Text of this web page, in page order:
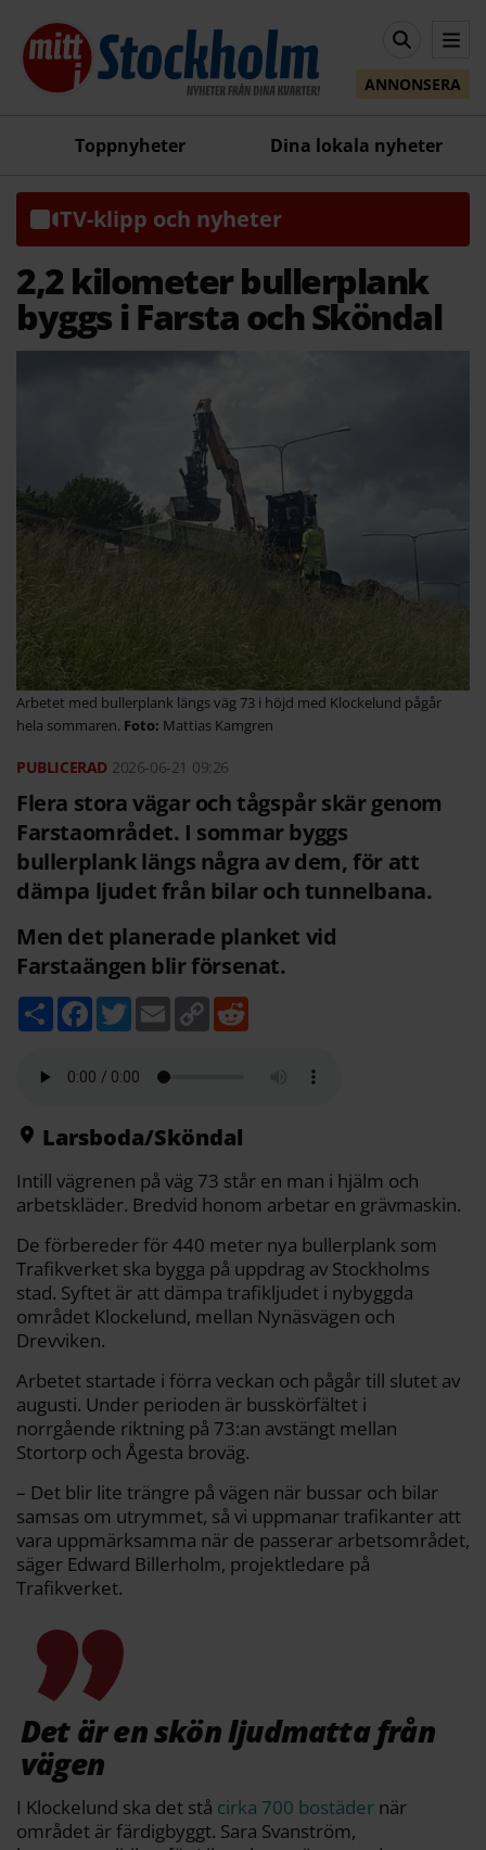
ANNONSERA
Toppnyheter Dina lokala nyheter
TV-klipp och nyheter
2,2 kilometer bullerplank
byggs i Farsta och Sköndal
Arbetet med bullerplank längs väg 73 i höjd med Klockelund pågår
hela sommaren.
Mattias Kamgren
2026-06-21 09:26
Flera stora vägar och tågspår skär genom
Farstaområdet. I sommar byggs
bullerplank längs några av dem, för att
dämpa ljudet från bilar och tunnelbana.
Men det planerade planket vid
Farstaängen blir försenat.
D
e
F
b
k
T
w
t
E
m
C
o
Larsboda/Sköndal
Intill vägrenen på väg 73 står en man i hjälm och
arbetskläder. Bredvid honom arbetar en grävmaskin.
De förbereder för 440 meter nya bullerplank som
Trafikverket ska bygga på uppdrag av Stockholms
stad. Syftet är att dämpa trafikljudet i nybyggda
området Klockelund, mellan Nynäsvägen och
Drevviken.
Arbetet startade i förra veckan och pågår till slutet av
augusti. Under perioden är busskörfältet i
norrgående riktning på 73:an avstängt mellan
Stortorp och Ågesta broväg.
– Det blir lite trängre på vägen när bussar och bilar
samsas om utrymmet, så vi uppmanar trafikanter att
vara uppmärksamma när de passerar arbetsområdet,
säger Edward Billerholm, projektledare på
Trafikverket.
Det är en skön ljudmatta från
vägen
I Klockelund ska det stå cirka 700 bostäder när
området är färdigbyggt. Sara Svanström,